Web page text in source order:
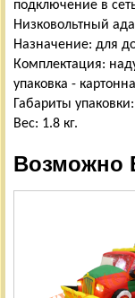
подключение в
Низковольтный
Назначение: для
Комплектация:
упаковка -
Габариты
Вес: 1.8 кг.
Возможно